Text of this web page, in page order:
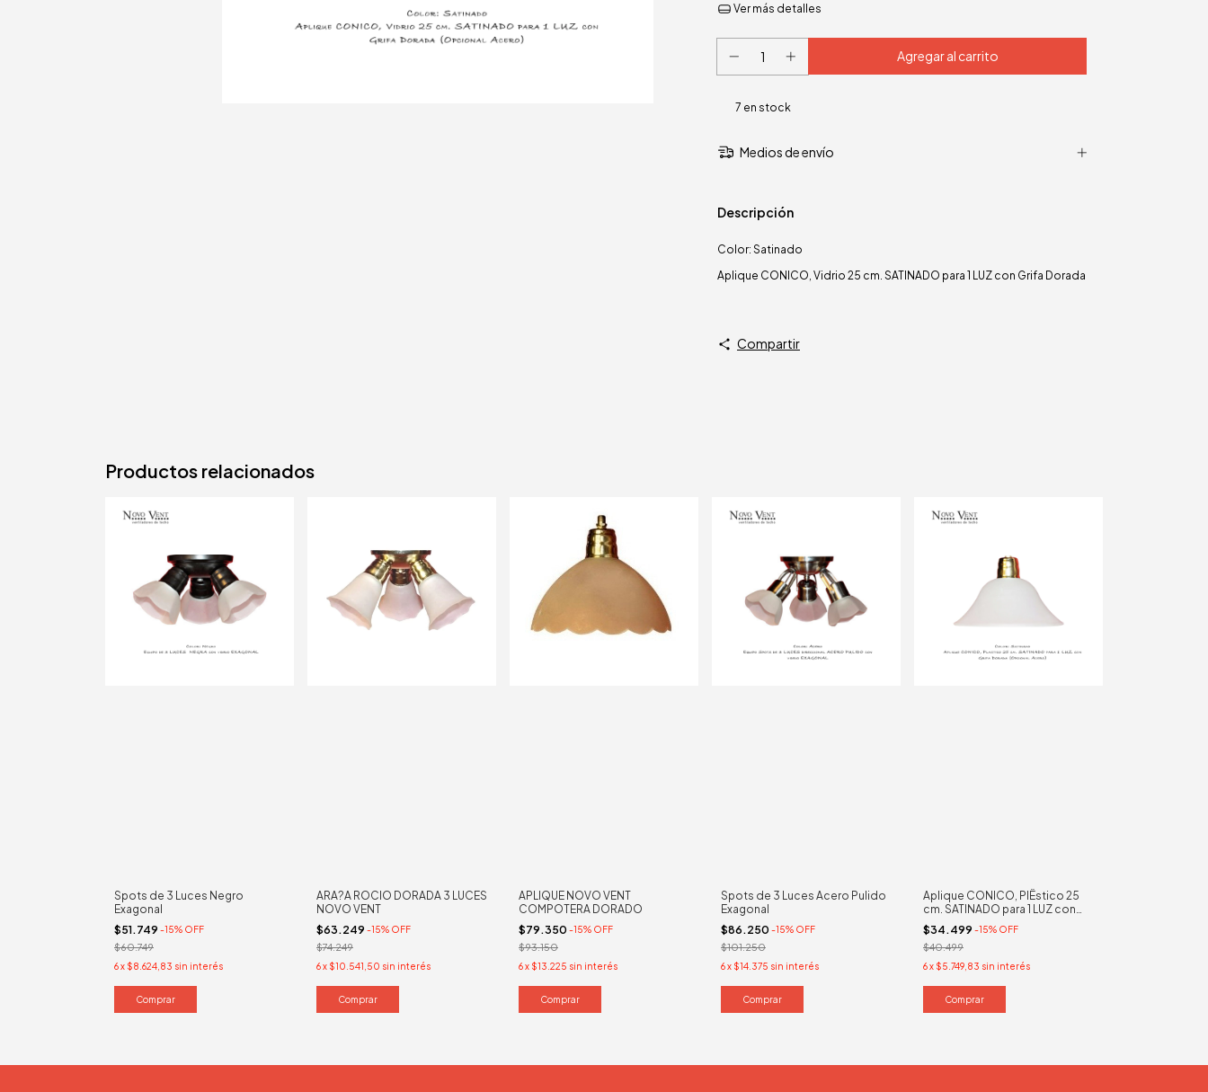
Ver más detalles
7 en stock
Medios de envío
Descripción
Color: Satinado
Aplique CONICO, Vidrio 25 cm. SATINADO para 1 LUZ con Grifa Dorada
Compartir
Productos relacionados
Spots de 3 Luces Negro
Exagonal
$51.749 -15% OFF
$60.749
6x $8.624,83 sin interés
ARA?A ROCIO DORADA 3 LUCES
NOVO VENT
$63.249 -15% OFF
$74.249
6x $10.541,50 sin interés
APLIQUE NOVO VENT
COMPOTERA DORADO
$79.350 -15% OFF
$93.150
6x $13.225 sin interés
Spots de 3 Luces Acero Pulido
Exagonal
$86.250 -15% OFF
$101.250
6x $14.375 sin interés
Aplique CONICO, PlÊstico 25
cm. SATINADO para 1 LUZ con
Grifa Dorada
$34.499 -15% OFF
$40.499
6x $5.749,83 sin interés